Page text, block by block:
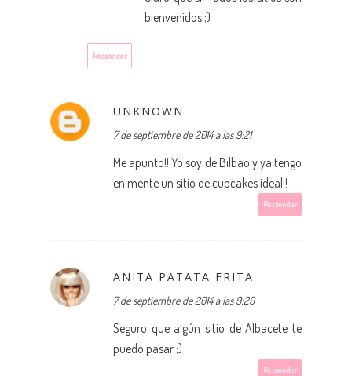
bienvenidos ;)
Responder
UNKNOWN
7 de septiembre de 2014 a las 9:21
Me apunto!! Yo soy de Bilbao y ya tengo
en mente un sitio de cupcakes ideal!!
Responder
ANITA PATATA FRITA
7 de septiembre de 2014 a las 9:29
Seguro que algún sitio de Albacete te
puedo pasar ;)
Responder